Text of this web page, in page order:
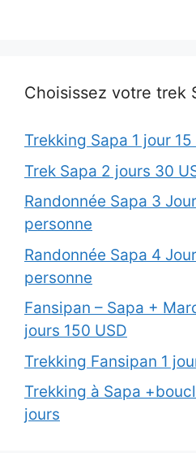
Choisissez votre trek
Trekking Sapa 1 jour
Trek Sapa 2 jours 30
Randonnée Sapa 3
personne
Randonnée Sapa 4
personne
Fansipan – Sapa +
jours 150 USD
Trekking Fansipan 1
Trekking à Sapa
jours